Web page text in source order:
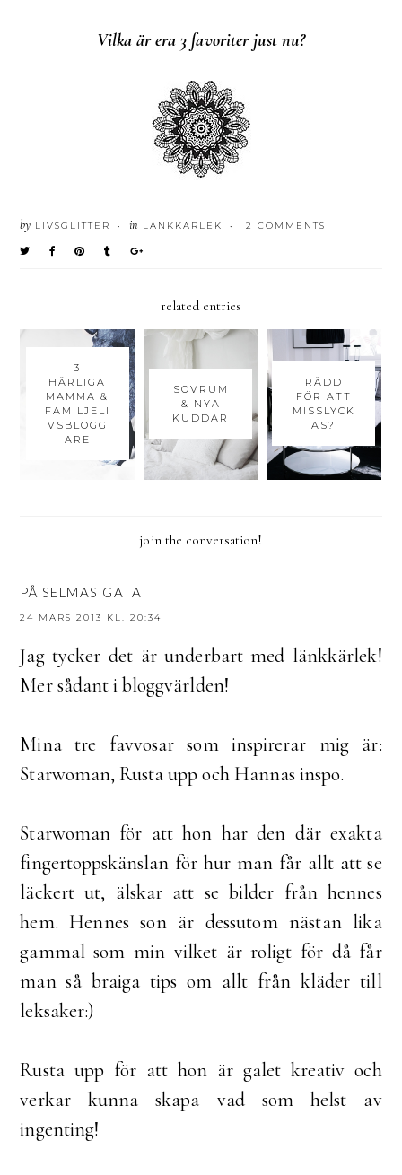
Vilka är era 3 favoriter just nu?
by LIVSGLITTER • in LÄNKKÄRLEK • 2 COMMENTS
related entries
3
HÄRLIGA
MAMMA &
FAMILJELI
VSBLOGG
ARE
SOVRUM
& NYA
KUDDAR
RÄDD
FÖR ATT
MISSLYCK
AS?
join the conversation!
PÅ SELMAS GATA
24 MARS 2013 KL. 20:34
Jag tycker det är underbart med länkkärlek!
Mer sådant i bloggvärlden!
Mina tre favvosar som inspirerar mig är:
Starwoman, Rusta upp och Hannas inspo.
Starwoman för att hon har den där exakta
fingertoppskänslan för hur man får allt att se
läckert ut, älskar att se bilder från hennes
hem. Hennes son är dessutom nästan lika
gammal som min vilket är roligt för då får
man så braiga tips om allt från kläder till
leksaker:)
Rusta upp för att hon är galet kreativ och
verkar kunna skapa vad som helst av
ingenting!